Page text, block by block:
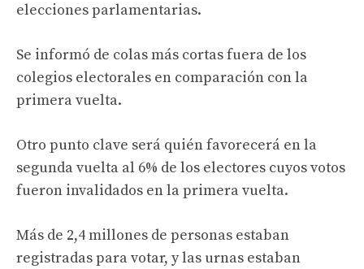
elecciones parlamentarias.
Se informó de colas más cortas fuera de los
colegios electorales en comparación con la
primera vuelta.
Otro punto clave será quién favorecerá en la
segunda vuelta al 6% de los electores cuyos votos
fueron invalidados en la primera vuelta.
Más de 2,4 millones de personas estaban
registradas para votar, y las urnas estaban